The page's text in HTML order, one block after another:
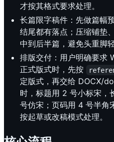
才按其格式要求处理。
长篇限字稿件：先做篇幅
结尾都有落点；压缩铺垫
中到后半篇，避免头重脚
排版交付：用户明确要求
正式版式时，先按
定版式，再交给 DOCX/
时，标题用 2 号小标宋，
号仿宋；页码用 4 号半角
按起草或改稿模式处理。